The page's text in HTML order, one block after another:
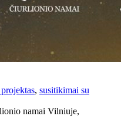
, susitikimai su
namai Vilniuje,